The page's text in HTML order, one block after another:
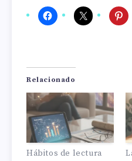
Relacionado
Hábitos de lectura